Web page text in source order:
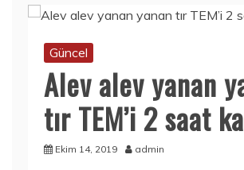
Güncel
Alev alev yanan
tır TEM’i 2 saat
Ekim 14, 2019 admin